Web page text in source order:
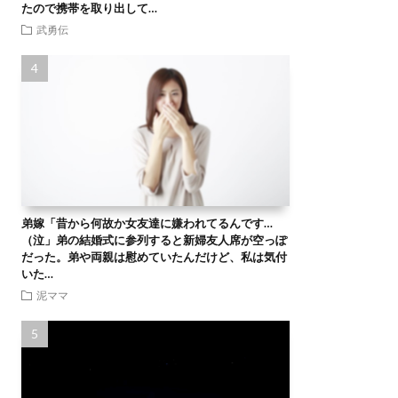
たので携帯を取り出して…
武勇伝
弟嫁「昔から何故か女友達に嫌われてるんです…
（泣」弟の結婚式に参列すると新婦友人席が空っぽ
だった。弟や両親は慰めていたんだけど、私は気付
いた…
泥ママ